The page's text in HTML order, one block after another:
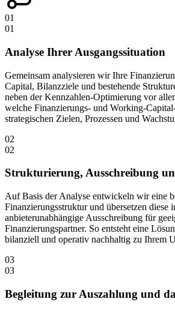
01
01
Analyse Ihrer Ausgangssituation
Gemeinsam analysieren wir Ihre
Capital, Bilanzziele und bestehende
neben der Kennzahlen-Optimierung vor
welche Finanzierungs- und Working-
strategischen Zielen, Prozessen und
02
02
Strukturierung, Ausschreibung
Auf Basis der Analyse entwickeln wir eine
Finanzierungsstruktur und übersetzen diese
anbieterunabhängige Ausschreibung für
Finanzierungspartner. So entsteht eine
bilanziell und operativ nachhaltig zu Ihrem
03
03
Begleitung zur Auszahlung und